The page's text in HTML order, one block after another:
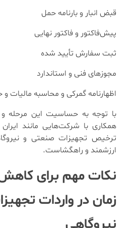
قبض انبار و بارنامه حمل
پیش‌فاکتور و فاکتور نهایی
ثبت سفارش تأیید شده
مجوزهای فنی و استاندارد
اظهارنامه گمرکی و محاسبه مالیات
با توجه به حساسیت این مرحله و
همکاری با شرکت‌هایی مانند
ترخیص تجهیزات صنعتی و
ارزشمند و راهگشاست.
نکات مهم برای
زمان در واردات